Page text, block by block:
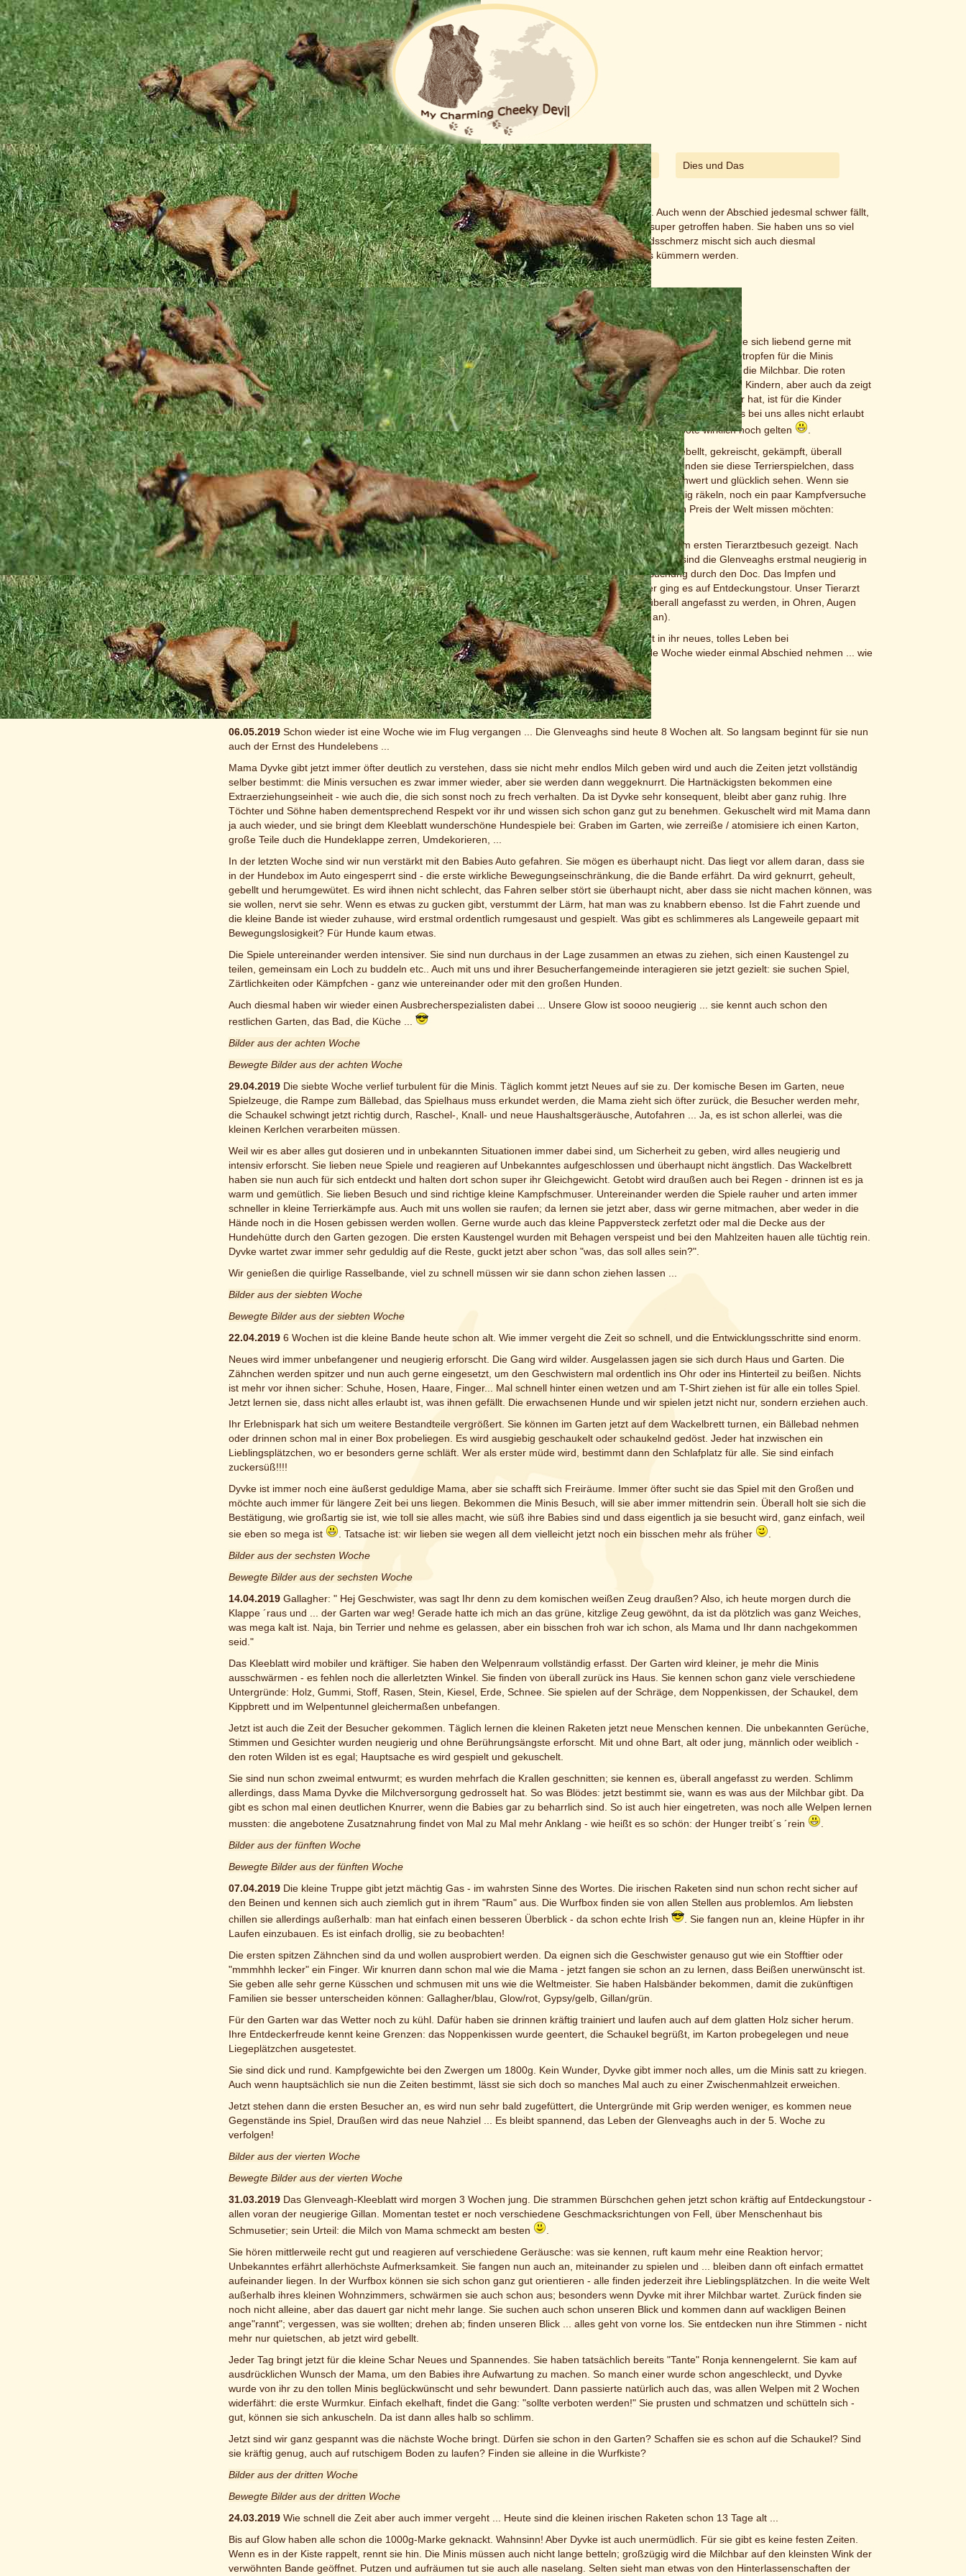
18.05.2019Heute ist nun auch der letzte kleine Mann des Glenveagh-Kleeblatts ausgezogen. Auch wenn der Abschied jedesmal schwer fällt,
so wissen wir doch auch dieses Mal, dass es all unsere Schätzelein mit ihren Lebensplätzen super getroffen haben. Sie haben uns so viel
Freude geschenkt und bringen diese jetzt in echte Irish Terrier Fanhaushalte. In den Abschiedsschmerz mischt sich auch diesmal
Dankbarkeit, dass wir wieder tolle Leute kennenlernen durften, die sich gut um unsere Babies kümmern werden.
Wir wünschen Euch Glenveaghs und Euren Familien lange, glückliche und gesunde Jahre!
Der Abschied
13.05.20199 Wochen ... das Kleeblatt wird flügge ...
Die letzte Woche wurde viel an den kleinen Derwischen erzogen. Ihre stürmische Art war selbst für Opal zuviel, die sich liebend gerne mit
ihnen einzeln beschäftigt, aber einem Ansturm nicht gewachsen ist. Dyvke hat bis Samstag noch die letzten Milchtropfen für die Minis
herausgequetscht. Warnendes Knurren, nicht zu gierig und rücksichtslos vorzugehen, war stets die Einladung an die Milchbar. Die roten
Raketen mit ihren spitzen Zähnchen können jetzt der Mama schon recht weh tun ... Sie balgt sich gerne mit ihren Kindern, aber auch da zeigt
sie ihnen immer wieder Grenzen auf. Ebenso mit Spielzeugen oder den Hufen zum Kauen - was ein Erwachsener hat, ist für die Kinder
solange tabu, bis es ihnen freiwillig überlassen wird. Auch wir knurren jetzt viel, damit sie hundgerecht lernen, was bei uns alles nicht erlaubt
ist. Sie lernen schnell, aber mit ihren kleinen Dickköpfen wollen sie immer wieder wissen, ob die Verbote wirklich noch gelten
Im Garten und im Welpenzimmer lassen die roten Wilden "die Sau ´raus". Es wird getobt, gezerrt, gebellt, gekreischt, gekämpft, überall
geklettert, gebuddelt, die Liegeflächen verwüstet und so mancher Karton geschreddert. So herrlich finden sie diese Terrierspielchen, dass
uns trotz vermehrter Putz- und Aufräumarbeiten jedesmal das Herz aufgeht, wenn wir sie so unbeschwert und glücklich sehen. Wenn sie
dann ausgepowert mit ihrer Restenergie auf unseren Schoß stürmen, sich ankuscheln und sich wohlig räkeln, noch ein paar Kampfversuche
mit uns starten, dann aber wohlig erschöpft in Schlaf fallen, sind das die Momente, die wir um keinen Preis der Welt missen möchten:
bedingungsloses Vertrauen bringen sie uns entgegen!
Das Vertrauen, das sie auch unbekannte Situationen neugierig meistern lässt, hat sich auch bei ihrem ersten Tierarztbesuch gezeigt. Nach
einer längeren Autofahrt, die nach so viel üben im Schlaf und völlig unbeeindruckt verbracht wurde, sind die Glenveaghs erstmal neugierig in
der Praxis ausgeschwärmt, um alles zu erkunden. Alles war sooo spannend, selbst die Untersuchung durch den Doc. Das Impfen und
Chippen wurde nicht ganz so relaxt hingenommen, aber gleich war alles wieder gut und weiter ging es auf Entdeckungstour. Unser Tierarzt
war wieder mal sehr beeindruckt, wie ruhig die Welpen bei der Gesundheitskontrolle waren: überall angefasst zu werden, in Ohren, Augen
und Schnauzen schauen, Abhorchen - alles gar kein Problem (sie kennen es halt von Anfang an).
Die Babies sind alle pumperlgesund, strotzen vor Kraft und haben gute Gewichte. Einem Start in ihr neues, tolles Leben bei
terrierbegeisterten Menschen steht nun nichts mehr im Wege. Für uns heißt es die kommende Woche wieder einmal Abschied nehmen ... wie
immer mit einem lachenden und einem weinenden Auge!
Bilder aus der neunten Woche
Bewegte Bilder aus der neunten Woche
06.05.2019 Schon wieder ist eine Woche wie im Flug vergangen ... Die Glenveaghs sind heute 8 Wochen alt. So langsam beginnt für sie nun
auch der Ernst des Hundelebens ...
Mama Dyvke gibt jetzt immer öfter deutlich zu verstehen, dass sie nicht mehr endlos Milch geben wird und auch die Zeiten jetzt vollständig
selber bestimmt: die Minis versuchen es zwar immer wieder, aber sie werden dann weggeknurrt. Die Hartnäckigsten bekommen eine
Extraerziehungseinheit - wie auch die, die sich sonst noch zu frech verhalten. Da ist Dyvke sehr konsequent, bleibt aber ganz ruhig. Ihre
Töchter und Söhne haben dementsprechend Respekt vor ihr und wissen sich schon ganz gut zu benehmen. Gekuschelt wird mit Mama dann
ja auch wieder, und sie bringt dem Kleeblatt wunderschöne Hundespiele bei: Graben im Garten, wie zerreiße / atomisiere ich einen Karton,
große Teile duch die Hundeklappe zerren, Umdekorieren, ...
In der letzten Woche sind wir nun verstärkt mit den Babies Auto gefahren. Sie mögen es überhaupt nicht. Das liegt vor allem daran, dass sie
in der Hundebox im Auto eingesperrt sind - die erste wirkliche Bewegungseinschränkung, die die Bande erfährt. Da wird geknurrt, geheult,
gebellt und herumgewütet. Es wird ihnen nicht schlecht, das Fahren selber stört sie überhaupt nicht, aber dass sie nicht machen können, was
sie wollen, nervt sie sehr. Wenn es etwas zu gucken gibt, verstummt der Lärm, hat man was zu knabbern ebenso. Ist die Fahrt zuende und
die kleine Bande ist wieder zuhause, wird erstmal ordentlich rumgesaust und gespielt. Was gibt es schlimmeres als Langeweile gepaart mit
Bewegungslosigkeit? Für Hunde kaum etwas.
Die Spiele untereinander werden intensiver. Sie sind nun durchaus in der Lage zusammen an etwas zu ziehen, sich einen Kaustengel zu
teilen, gemeinsam ein Loch zu buddeln etc.. Auch mit uns und ihrer Besucherfangemeinde interagieren sie jetzt gezielt: sie suchen Spiel,
Zärtlichkeiten oder Kämpfchen - ganz wie untereinander oder mit den großen Hunden.
Auch diesmal haben wir wieder einen Ausbrecherspezialisten dabei ... Unsere Glow ist soooo neugierig ... sie kennt auch schon den
restlichen Garten, das Bad, die Küche ...
Bilder aus der achten Woche
Bewegte Bilder aus der achten Woche
29.04.2019 Die siebte Woche verlief turbulent für die Minis. Täglich kommt jetzt Neues auf sie zu. Der komische Besen im Garten, neue
Spielzeuge, die Rampe zum Bällebad, das Spielhaus muss erkundet werden, die Mama zieht sich öfter zurück, die Besucher werden mehr,
die Schaukel schwingt jetzt richtig durch, Raschel-, Knall- und neue Haushaltsgeräusche, Autofahren ... Ja, es ist schon allerlei, was die
kleinen Kerlchen verarbeiten müssen.
Weil wir es aber alles gut dosieren und in unbekannten Situationen immer dabei sind, um Sicherheit zu geben, wird alles neugierig und
intensiv erforscht. Sie lieben neue Spiele und reagieren auf Unbekanntes aufgeschlossen und überhaupt nicht ängstlich. Das Wackelbrett
haben sie nun auch für sich entdeckt und halten dort schon super ihr Gleichgewicht. Getobt wird draußen auch bei Regen - drinnen ist es ja
warm und gemütlich. Sie lieben Besuch und sind richtige kleine Kampfschmuser. Untereinander werden die Spiele rauher und arten immer
schneller in kleine Terrierkämpfe aus. Auch mit uns wollen sie raufen; da lernen sie jetzt aber, dass wir gerne mitmachen, aber weder in die
Hände noch in die Hosen gebissen werden wollen. Gerne wurde auch das kleine Pappversteck zerfetzt oder mal die Decke aus der
Hundehütte durch den Garten gezogen. Die ersten Kaustengel wurden mit Behagen verspeist und bei den Mahlzeiten hauen alle tüchtig rein.
Dyvke wartet zwar immer sehr geduldig auf die Reste, guckt jetzt aber schon "was, das soll alles sein?".
Wir genießen die quirlige Rasselbande, viel zu schnell müssen wir sie dann schon ziehen lassen ...
Bilder aus der siebten Woche
Bewegte Bilder aus der siebten Woche
22.04.2019 6 Wochen ist die kleine Bande heute schon alt. Wie immer vergeht die Zeit so schnell, und die Entwicklungsschritte sind enorm.
Neues wird immer unbefangener und neugierig erforscht. Die Gang wird wilder. Ausgelassen jagen sie sich durch Haus und Garten. Die
Zähnchen werden spitzer und nun auch gerne eingesetzt, um den Geschwistern mal ordentlich ins Ohr oder ins Hinterteil zu beißen. Nichts
ist mehr vor ihnen sicher: Schuhe, Hosen, Haare, Finger... Mal schnell hinter einen wetzen und am T-Shirt ziehen ist für alle ein tolles Spiel.
Jetzt lernen sie, dass nicht alles erlaubt ist, was ihnen gefällt. Die erwachsenen Hunde und wir spielen jetzt nicht nur, sondern erziehen auch.
Ihr Erlebnispark hat sich um weitere Bestandteile vergrößert. Sie können im Garten jetzt auf dem Wackelbrett turnen, ein Bällebad nehmen
oder drinnen schon mal in einer Box probeliegen. Es wird ausgiebig geschaukelt oder schaukelnd gedöst. Jeder hat inzwischen ein
Lieblingsplätzchen, wo er besonders gerne schläft. Wer als erster müde wird, bestimmt dann den Schlafplatz für alle. Sie sind einfach
zuckersüß!!!!
Dyvke ist immer noch eine äußerst geduldige Mama, aber sie schafft sich Freiräume. Immer öfter sucht sie das Spiel mit den Großen und
möchte auch immer für längere Zeit bei uns liegen. Bekommen die Minis Besuch, will sie aber immer mittendrin sein. Überall holt sie sich die
Bestätigung, wie großartig sie ist, wie toll sie alles macht, wie süß ihre Babies sind und dass eigentlich ja sie besucht wird, ganz einfach, weil
sie eben so mega ist
. Tatsache ist: wir lieben sie wegen all dem vielleicht jetzt noch ein bisschen mehr als früher
Bilder aus der sechsten Woche
Bewegte Bilder aus der sechsten Woche
14.04.2019 Gallagher: " Hej Geschwister, was sagt Ihr denn zu dem komischen weißen Zeug draußen? Also, ich heute morgen durch die
Klappe ´raus und ... der Garten war weg! Gerade hatte ich mich an das grüne, kitzlige Zeug gewöhnt, da ist da plötzlich was ganz Weiches,
was mega kalt ist. Naja, bin Terrier und nehme es gelassen, aber ein bisschen froh war ich schon, als Mama und Ihr dann nachgekommen
seid."
Das Kleeblatt wird mobiler und kräftiger. Sie haben den Welpenraum vollständig erfasst. Der Garten wird kleiner, je mehr die Minis
ausschwärmen - es fehlen noch die allerletzten Winkel. Sie finden von überall zurück ins Haus. Sie kennen schon ganz viele verschiedene
Untergründe: Holz, Gummi, Stoff, Rasen, Stein, Kiesel, Erde, Schnee. Sie spielen auf der Schräge, dem Noppenkissen, der Schaukel, dem
Kippbrett und im Welpentunnel gleichermaßen unbefangen.
Jetzt ist auch die Zeit der Besucher gekommen. Täglich lernen die kleinen Raketen jetzt neue Menschen kennen. Die unbekannten Gerüche,
Stimmen und Gesichter wurden neugierig und ohne Berührungsängste erforscht. Mit und ohne Bart, alt oder jung, männlich oder weiblich -
den roten Wilden ist es egal; Hauptsache es wird gespielt und gekuschelt.
Sie sind nun schon zweimal entwurmt; es wurden mehrfach die Krallen geschnitten; sie kennen es, überall angefasst zu werden. Schlimm
allerdings, dass Mama Dyvke die Milchversorgung gedrosselt hat. So was Blödes: jetzt bestimmt sie, wann es was aus der Milchbar gibt. Da
gibt es schon mal einen deutlichen Knurrer, wenn die Babies gar zu beharrlich sind. So ist auch hier eingetreten, was noch alle Welpen lernen
mussten: die angebotene Zusatznahrung findet von Mal zu Mal mehr Anklang - wie heißt es so schön: der Hunger treibt´s ´rein
Bilder aus der fünften Woche
Bewegte Bilder aus der fünften Woche
07.04.2019 Die kleine Truppe gibt jetzt mächtig Gas - im wahrsten Sinne des Wortes. Die irischen Raketen sind nun schon recht sicher auf
den Beinen und kennen sich auch ziemlich gut in ihrem "Raum" aus. Die Wurfbox finden sie von allen Stellen aus problemlos. Am liebsten
chillen sie allerdings außerhalb: man hat einfach einen besseren Überblick - da schon echte Irish
. Sie fangen nun an, kleine Hüpfer in ihr
Laufen einzubauen. Es ist einfach drollig, sie zu beobachten!
Die ersten spitzen Zähnchen sind da und wollen ausprobiert werden. Da eignen sich die Geschwister genauso gut wie ein Stofftier oder
"mmmhhh lecker" ein Finger. Wir knurren dann schon mal wie die Mama - jetzt fangen sie schon an zu lernen, dass Beißen unerwünscht ist.
Sie geben alle sehr gerne Küsschen und schmusen mit uns wie die Weltmeister. Sie haben Halsbänder bekommen, damit die zukünftigen
Familien sie besser unterscheiden können: Gallagher/blau, Glow/rot, Gypsy/gelb, Gillan/grün.
Für den Garten war das Wetter noch zu kühl. Dafür haben sie drinnen kräftig trainiert und laufen auch auf dem glatten Holz sicher herum.
Ihre Entdeckerfreude kennt keine Grenzen: das Noppenkissen wurde geentert, die Schaukel begrüßt, im Karton probegelegen und neue
Liegeplätzchen ausgetestet.
Sie sind dick und rund. Kampfgewichte bei den Zwergen um 1800g. Kein Wunder, Dyvke gibt immer noch alles, um die Minis satt zu kriegen.
Auch wenn hauptsächlich sie nun die Zeiten bestimmt, lässt sie sich doch so manches Mal auch zu einer Zwischenmahlzeit erweichen.
Jetzt stehen dann die ersten Besucher an, es wird nun sehr bald zugefüttert, die Untergründe mit Grip werden weniger, es kommen neue
Gegenstände ins Spiel, Draußen wird das neue Nahziel ... Es bleibt spannend, das Leben der Glenveaghs auch in der 5. Woche zu
verfolgen!
Bilder aus der vierten Woche
Bewegte Bilder aus der vierten Woche
31.03.2019 Das Glenveagh-Kleeblatt wird morgen 3 Wochen jung. Die strammen Bürschchen gehen jetzt schon kräftig auf Entdeckungstour -
allen voran der neugierige Gillan. Momentan testet er noch verschiedene Geschmacksrichtungen von Fell, über Menschenhaut bis
Schmusetier; sein Urteil: die Milch von Mama schmeckt am besten
Sie hören mittlerweile recht gut und reagieren auf verschiedene Geräusche: was sie kennen, ruft kaum mehr eine Reaktion hervor;
Unbekanntes erfährt allerhöchste Aufmerksamkeit. Sie fangen nun auch an, miteinander zu spielen und ... bleiben dann oft einfach ermattet
aufeinander liegen. In der Wurfbox können sie sich schon ganz gut orientieren - alle finden jederzeit ihre Lieblingsplätzchen. In die weite Welt
außerhalb ihres kleinen Wohnzimmers, schwärmen sie auch schon aus; besonders wenn Dyvke mit ihrer Milchbar wartet. Zurück finden sie
noch nicht alleine, aber das dauert gar nicht mehr lange. Sie suchen auch schon unseren Blick und kommen dann auf wackligen Beinen
ange"rannt"; vergessen, was sie wollten; drehen ab; finden unseren Blick ... alles geht von vorne los. Sie entdecken nun ihre Stimmen - nicht
mehr nur quietschen, ab jetzt wird gebellt.
Jeder Tag bringt jetzt für die kleine Schar Neues und Spannendes. Sie haben tatsächlich bereits "Tante" Ronja kennengelernt. Sie kam auf
ausdrücklichen Wunsch der Mama, um den Babies ihre Aufwartung zu machen. So manch einer wurde schon angeschleckt, und Dyvke
wurde von ihr zu den tollen Minis beglückwünscht und sehr bewundert. Dann passierte natürlich auch das, was allen Welpen mit 2 Wochen
widerfährt: die erste Wurmkur. Einfach ekelhaft, findet die Gang: "sollte verboten werden!" Sie prusten und schmatzen und schütteln sich -
gut, können sie sich ankuscheln. Da ist dann alles halb so schlimm.
Jetzt sind wir ganz gespannt was die nächste Woche bringt. Dürfen sie schon in den Garten? Schaffen sie es schon auf die Schaukel? Sind
sie kräftig genug, auch auf rutschigem Boden zu laufen? Finden sie alleine in die Wurfkiste?
Bilder aus der dritten Woche
Bewegte Bilder aus der dritten Woche
24.03.2019 Wie schnell die Zeit aber auch immer vergeht ... Heute sind die kleinen irischen Raketen schon 13 Tage alt ...
Bis auf Glow haben alle schon die 1000g-Marke geknackt. Wahnsinn! Aber Dyvke ist auch unermüdlich. Für sie gibt es keine festen Zeiten.
Wenn es in der Kiste rappelt, rennt sie hin. Die Minis müssen auch nicht lange betteln; großzügig wird die Milchbar auf den kleinsten Wink der
verwöhnten Bande geöffnet. Putzen und aufräumen tut sie auch alle naselang. Selten sieht man etwas von den Hinterlassenschaften der
Das sind wir Die Zucht Hoppla, jetzt komm ich ... Dies und Das